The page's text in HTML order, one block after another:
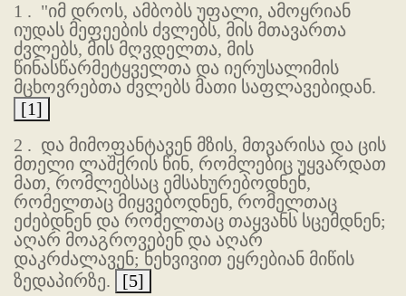
1 . "იმ დროს, ამბობს უფალი, ამოყრიან
იუდას მეფეების ძვლებს, მის მთავართა
ძვლებს, მის მღვდელთა, მის
წინასწარმეტყველთა და იერუსალიმის
მცხოვრებთა ძვლებს მათი საფლავებიდან.
[1]
2 . და მიმოფანტავენ მზის, მთვარისა და ცის
მთელი ლაშქრის წინ, რომლებიც უყვარდათ
მათ, რომლებსაც ემსახურებოდნენ,
რომელთაც მიყვებოდნენ, რომელთაც
ეძებდნენ და რომელთაც თაყვანს სცემდნენ;
აღარ მოაგროვებენ და აღარ
დაკრძალავენ; ნეხვივით ეყრებიან მიწის
ზედაპირზე.
[5]